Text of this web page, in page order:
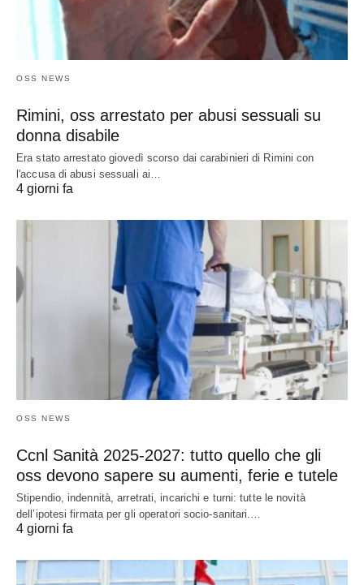
OSS NEWS
Rimini, oss arrestato per abusi sessuali su
donna disabile
Era stato arrestato giovedì scorso dai carabinieri di Rimini con
l'accusa di abusi sessuali ai…
4 giorni fa
OSS NEWS
Ccnl Sanità 2025-2027: tutto quello che gli
oss devono sapere su aumenti, ferie e tutele
Stipendio, indennità, arretrati, incarichi e turni: tutte le novità
dell’ipotesi firmata per gli operatori socio-sanitari.…
4 giorni fa